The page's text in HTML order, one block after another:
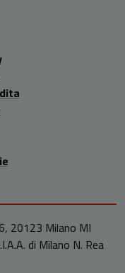
20123 Milano MI
di Milano N. Rea